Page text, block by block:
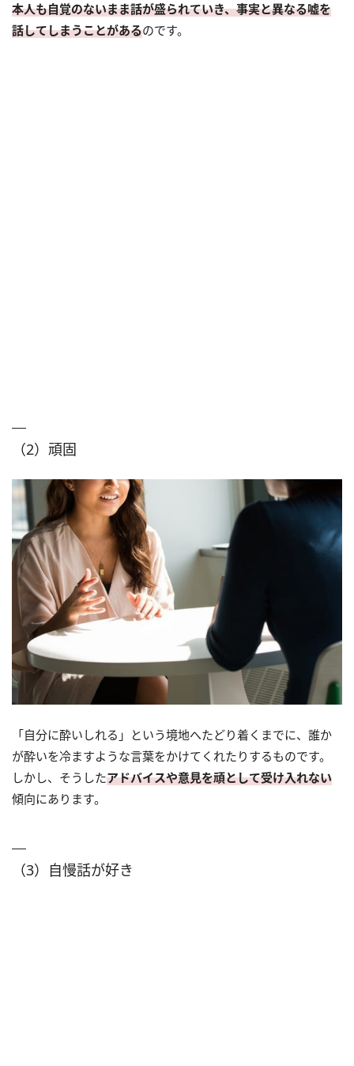
本人も自覚のないまま話が盛られていき、事実と異なる嘘を
話してしまうことがあるのです。
（2）頑固
「自分に酔いしれる」という境地へたどり着くまでに、誰か
が酔いを冷ますような言葉をかけてくれたりするものです。
しかし、そうしたアドバイスや意見を頑として受け入れない
傾向にあります。
（3）自慢話が好き